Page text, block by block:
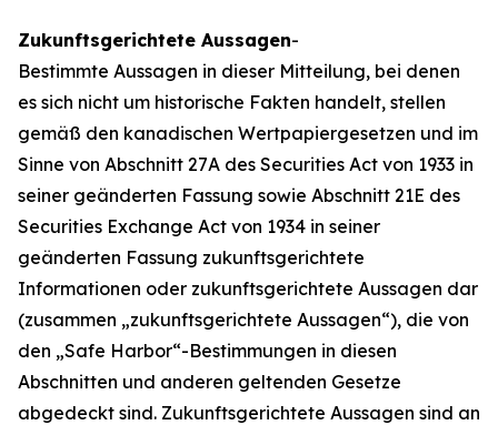
Zukunftsgerichtete Aussagen-
Bestimmte Aussagen in dieser Mitteilung, bei denen
es sich nicht um historische Fakten handelt, stellen
gemäß den kanadischen Wertpapiergesetzen und im
Sinne von Abschnitt 27A des Securities Act von 1933 in
seiner geänderten Fassung sowie Abschnitt 21E des
Securities Exchange Act von 1934 in seiner
geänderten Fassung zukunftsgerichtete
Informationen oder zukunftsgerichtete Aussagen dar
(zusammen „zukunftsgerichtete Aussagen“), die von
den „Safe Harbor“-Bestimmungen in diesen
Abschnitten und anderen geltenden Gesetze
abgedeckt sind. Zukunftsgerichtete Aussagen sind an